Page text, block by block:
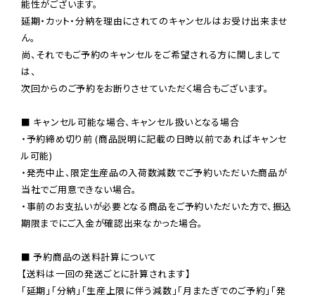
能性がございます。
延期・カット・分納を理由にされてのキャンセルはお受け出来ませ
ん。
尚、それでもご予約のキャンセルをご希望される方に関しまして
は、
次回からのご予約をお断りさせていただく場合もございます。
■ キャンセル可能な場合、キャンセル扱いとなる場合
・予約締め切り前 (商品説明に記載の日時以前であればキャンセ
ル可能)
・発売中止、限定生産品の入荷数減数でご予約いただいた商品が
当社でご用意できない場合。
・事前のお支払いが必要となる商品をご予約いただいた方で、振込
期限までにご入金が確認出来なかった場合。
■ 予約商品の送料計算について
【送料は一回の発送ごとに計算されます】
「延期」「分納」「生産上限に伴う減数」「月またぎでのご予約」「発